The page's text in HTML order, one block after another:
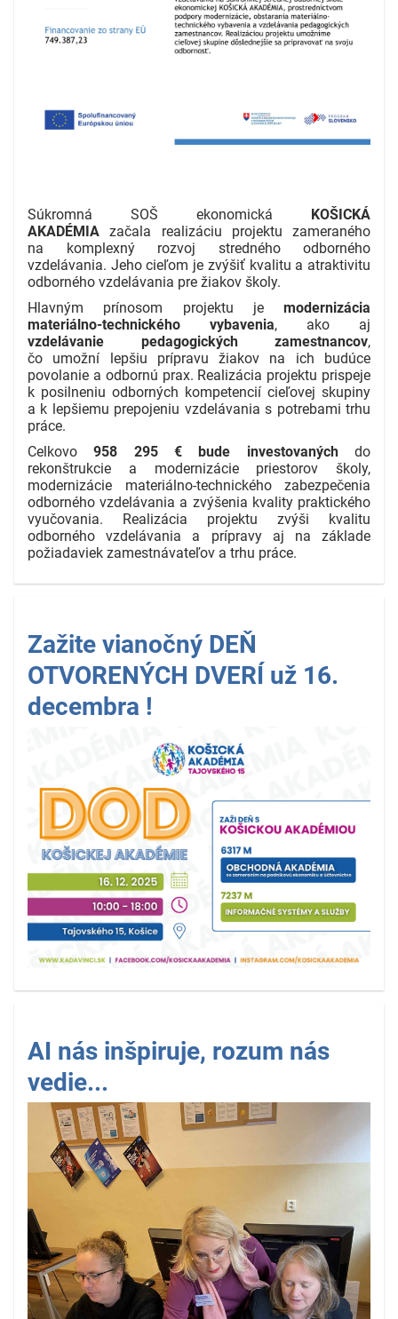
Súkromná SOŠ ekonomická
KOŠICKÁ
AKADÉMIA začala realizáciu projektu zameraného
na komplexný rozvoj stredného odborného
vzdelávania. Jeho cieľom je zvýšiť kvalitu a atraktivitu
odborného vzdelávania pre žiakov školy.
Hlavným prínosom projektu je modernizácia
materiálno-technického vybavenia, ako aj
vzdelávanie pedagogických zamestnancov,
čo umožní lepšiu prípravu žiakov na ich budúce
povolanie a odbornú prax. Realizácia projektu prispeje
k posilneniu odborných kompetencií cieľovej skupiny
a k lepšiemu prepojeniu vzdelávania s potrebami trhu
práce.
Celkovo958 295 € bude investovanýchdo
rekonštrukcie a modernizácie priestorov školy,
modernizácie materiálno-technického zabezpečenia
odborného vzdelávania a zvýšenia kvality praktického
vyučovania. Realizácia projektu zvýši kvalitu
odborného vzdelávania a prípravy aj na základe
požiadaviek zamestnávateľov a trhu práce.
Zažite vianočný DEŇ
OTVORENÝCH DVERÍ už 16.
decembra !
AI nás inšpiruje, rozum nás
vedie...